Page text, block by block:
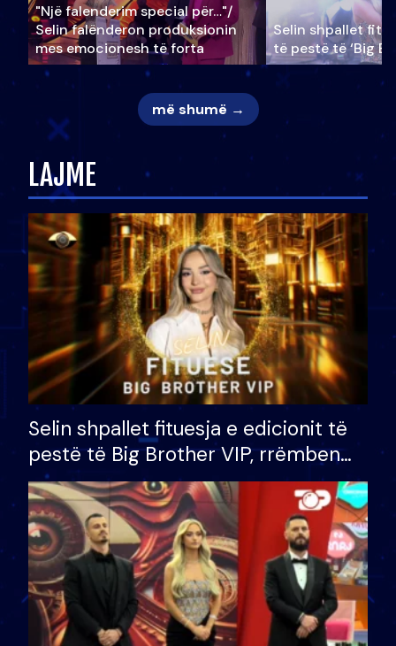
"Një falenderim special për…"/
Selin falënderon produksionin
mes emocionesh të forta
Selin shpallet
të pestë të ‘Big
më shumë →
LAJME
Selin shpallet fituesja e edicionit të
pestë të Big Brother VIP, rrëmben
çmimin e madh prej 100 mijë eurosh